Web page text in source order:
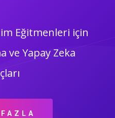
Eğitmenleri için
ve Yapay Zeka